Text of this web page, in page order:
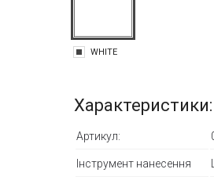
WHITE
Характеристики:
Артикул:
Інструмент нанесення